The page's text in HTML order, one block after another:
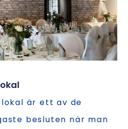
är ett av de
besluten när man